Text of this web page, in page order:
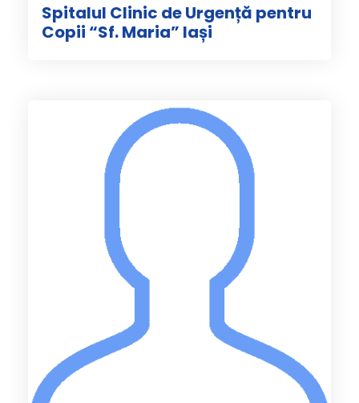
Spitalul Clinic de Urgență pentru
Copii “Sf. Maria” Iași